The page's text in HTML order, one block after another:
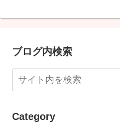
ブログ内検索
Category